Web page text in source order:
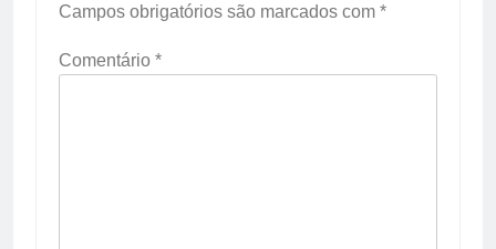
Campos obrigatórios são marcados com *
Comentário *